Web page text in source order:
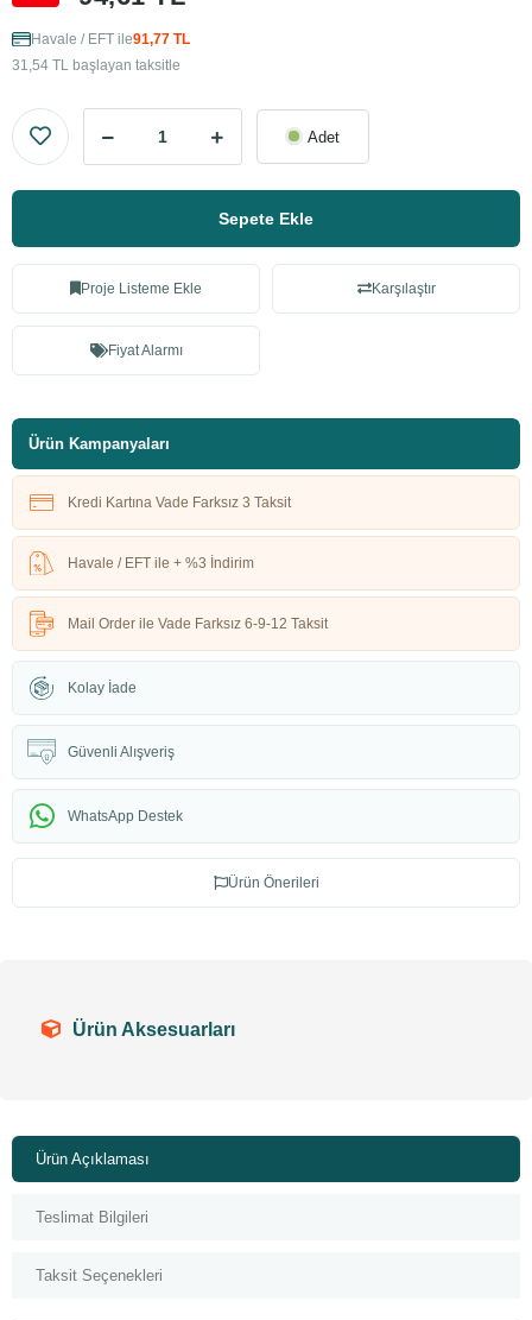
Havale / EFT ile91,77 TL
31,54 TL başlayan taksitle
Adet
Sepete Ekle
Proje Listeme Ekle Karşılaştır
Fiyat Alarmı
Ürün Kampanyaları
Kredi Kartına Vade Farksız 3 Taksit
Havale / EFT ile + %3 İndirim
Mail Order ile Vade Farksız 6-9-12 Taksit
Kolay İade
Güvenli Alışveriş
WhatsApp Destek
Ürün Önerileri
Ürün Aksesuarları
Ürün Açıklaması
Teslimat Bilgileri
Taksit Seçenekleri